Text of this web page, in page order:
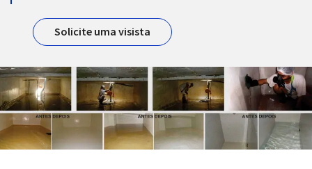
Solicite uma visista